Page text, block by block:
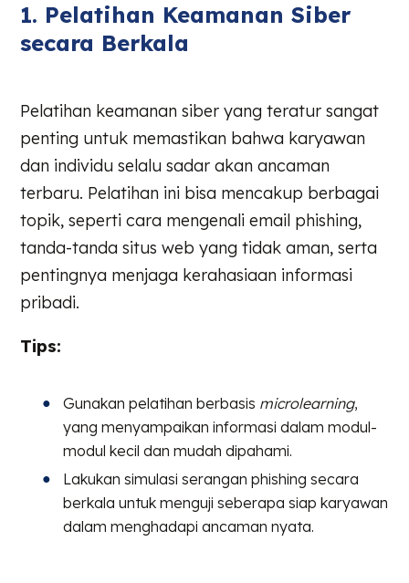
1. Pelatihan Keamanan Siber
secara Berkala
Pelatihan keamanan siber yang teratur sangat
penting untuk memastikan bahwa karyawan
dan individu selalu sadar akan ancaman
terbaru. Pelatihan ini bisa mencakup berbagai
topik, seperti cara mengenali email phishing,
tanda-tanda situs web yang tidak aman, serta
pentingnya menjaga kerahasiaan informasi
pribadi.
Tips:
Gunakan pelatihan berbasis microlearning,
yang menyampaikan informasi dalam modul-
modul kecil dan mudah dipahami.
Lakukan simulasi serangan phishing secara
berkala untuk menguji seberapa siap karyawan
dalam menghadapi ancaman nyata.